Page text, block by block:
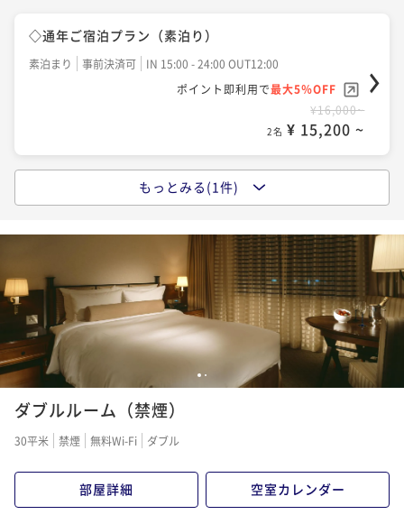
◇通年ご宿泊プラン（素泊り）
素泊まり 事前決済可
IN 15:00 - 24:00 OUT12:00
ポイント即利用で最大5％OFF
¥16,000~
2名 ¥ 15,200 ~
◇通年ご宿泊プラン（朝食付）
ポイント即利用で最大5％OFF
¥21,000~
2名 ¥ 19,950 ~
もっとみる(1件)
1 2
ダブルルーム（禁煙）
30平米 禁煙 無料Wi-Fi ダブル
部屋詳細 空室カレンダー